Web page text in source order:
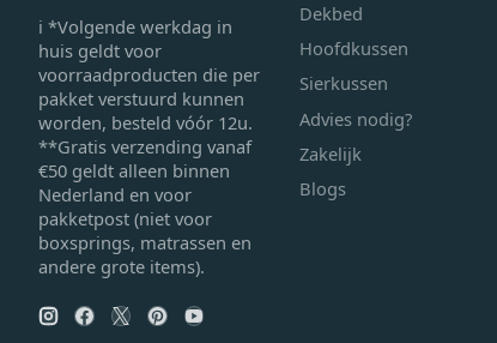
ℹ *Volgende werkdag in
huis geldt voor
voorraadproducten die per
pakket verstuurd kunnen
worden, besteld vóór 12u.
**Gratis verzending vanaf
€50 geldt alleen binnen
Nederland en voor
pakketpost (niet voor
boxsprings, matrassen en
andere grote items).
Dekbed
Hoofdkussen
Sierkussen
Advies nodig?
Zakelijk
Blogs